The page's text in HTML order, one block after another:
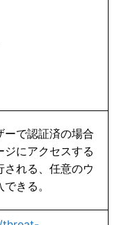
ーで認証済の場合
にアクセスする
れる、任意のウ
きる。